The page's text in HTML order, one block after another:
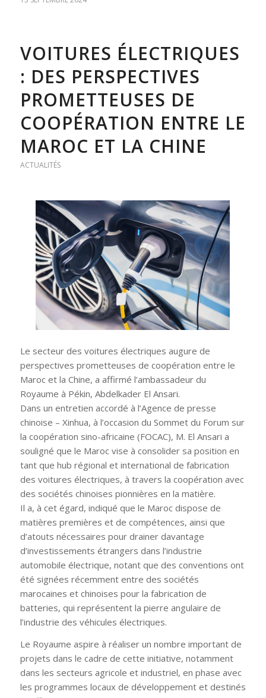
VOITURES ÉLECTRIQUES
: DES PERSPECTIVES
PROMETTEUSES DE
COOPÉRATION ENTRE LE
MAROC ET LA CHINE
ACTUALITÉS
Le secteur des voitures électriques augure de
perspectives prometteuses de coopération entre le
Maroc et la Chine, a affirmé l’ambassadeur du
Royaume à Pékin, Abdelkader El Ansari.
Dans un entretien accordé à l’Agence de presse
chinoise – Xinhua, à l’occasion du Sommet du Forum sur
la coopération sino-africaine (FOCAC), M. El Ansari a
souligné que le Maroc vise à consolider sa position en
tant que hub régional et international de fabrication
des voitures électriques, à travers la coopération avec
des sociétés chinoises pionnières en la matière.
Il a, à cet égard, indiqué que le Maroc dispose de
matières premières et de compétences, ainsi que
d’atouts nécessaires pour drainer davantage
d’investissements étrangers dans l’industrie
automobile électrique, notant que des conventions ont
été signées récemment entre des sociétés
marocaines et chinoises pour la fabrication de
batteries, qui représentent la pierre angulaire de
l’industrie des véhicules électriques.
Le Royaume aspire à réaliser un nombre important de
projets dans le cadre de cette initiative, notamment
dans les secteurs agricole et industriel, en phase avec
les programmes locaux de développement et destinés